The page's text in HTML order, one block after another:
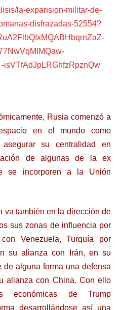
la-expansion-militar-de-
disfrazadas-52554?
isVTfAdJpLRGhfzRpznQw
Rusia comenzó a
en el mundo como
su centralidad en
de algunas de la ex
se incorporen a la Unión
va también en la dirección de
sus zonas de influencia por
Venezuela, Turquía por
su alianza con Irán, en su
de alguna forma una defensa
alianza con China. Con ello
económicas de Trump
desarrollándose así una